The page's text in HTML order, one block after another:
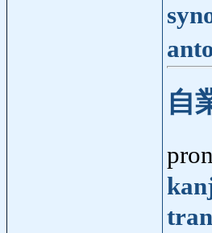
自